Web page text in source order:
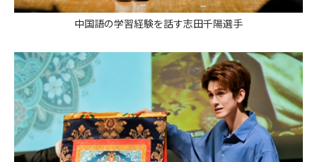
中国語の学習経験を話す志田千陽選手